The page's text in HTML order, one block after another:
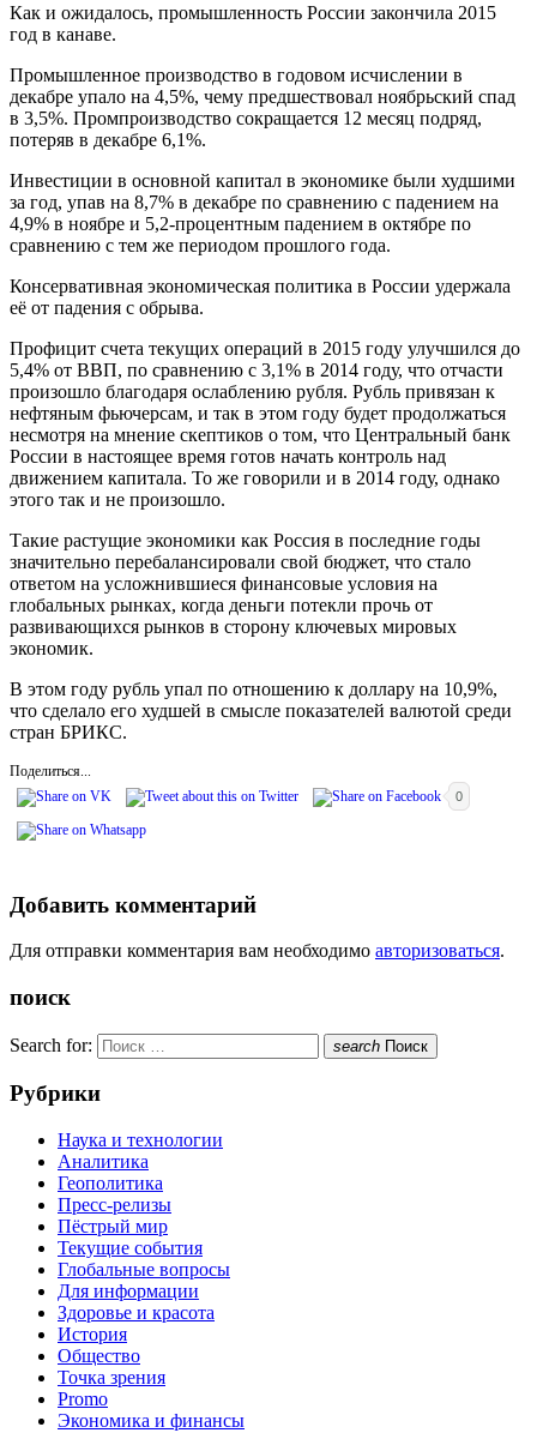
Как и ожидалось, промышленность России закончила 2015
год в канаве.
Промышленное производство в годовом исчислении в
декабре упало на 4,5%, чему предшествовал ноябрьский спад
в 3,5%. Промпроизводство сокращается 12 месяц подряд,
потеряв в декабре 6,1%.
Инвестиции в основной капитал в экономике были худшими
за год, упав на 8,7% в декабре по сравнению с падением на
4,9% в ноябре и 5,2-процентным падением в октябре по
сравнению с тем же периодом прошлого года.
Консервативная экономическая политика в России удержала
её от падения с обрыва.
Профицит счета текущих операций в 2015 году улучшился до
5,4% от ВВП, по сравнению с 3,1% в 2014 году, что отчасти
произошло благодаря ослаблению рубля. Рубль привязан к
нефтяным фьючерсам, и так в этом году будет продолжаться
несмотря на мнение скептиков о том, что Центральный банк
России в настоящее время готов начать контроль над
движением капитала. То же говорили и в 2014 году, однако
этого так и не произошло.
Такие растущие экономики как Россия в последние годы
значительно перебалансировали свой бюджет, что стало
ответом на усложнившиеся финансовые условия на
глобальных рынках, когда деньги потекли прочь от
развивающихся рынков в сторону ключевых мировых
экономик.
В этом году рубль упал по отношению к доллару на 10,9%,
что сделало его худшей в смысле показателей валютой среди
стран БРИКС.
Поделиться...
0
Добавить комментарий
Для отправки комментария вам необходимо авторизоваться.
поиск
Search for: search Поиск
Рубрики
Наука и технологии
Аналитика
Геополитика
Пресс-релизы
Пёстрый мир
Текущие события
Глобальные вопросы
Для информации
Здоровье и красота
История
Общество
Точка зрения
Promo
Экономика и финансы